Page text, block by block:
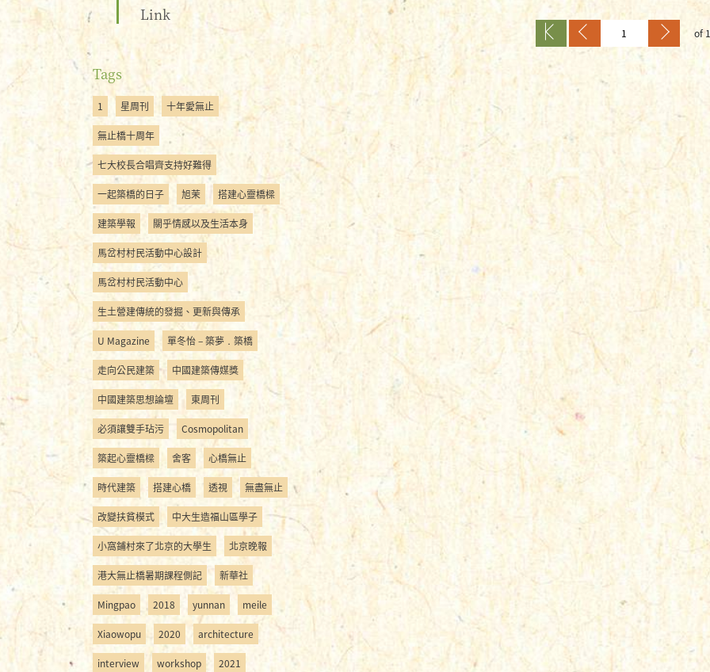
Link
Tags
1 星周刊 十年愛無止
無止橋十周年
七大校長合唱齊支持好難得
一起築橋的日子 旭茉 搭建心靈橋樑
建築學報 關乎情感以及生活本身
馬岔村村民活動中心設計
馬岔村村民活動中心
生土營建傳統的發掘、更新與傳承
U Magazine 單冬怡 – 築夢．築橋
走向公民建築 中國建築傳媒獎
中國建築思想論壇 東周刊
必須讓雙手玷污 Cosmopolitan
築起心靈橋樑 舍客 心橋無止
時代建築 搭建心橋 透視 無盡無止
改變扶貧模式 中大生造福山區學子
小窩鋪村來了北京的大學生 北京晚報
港大無止橋暑期課程側記 新華社
Mingpao 2018 yunnan meile
Xiaowopu 2020 architecture
interview workshop 2021
of 1